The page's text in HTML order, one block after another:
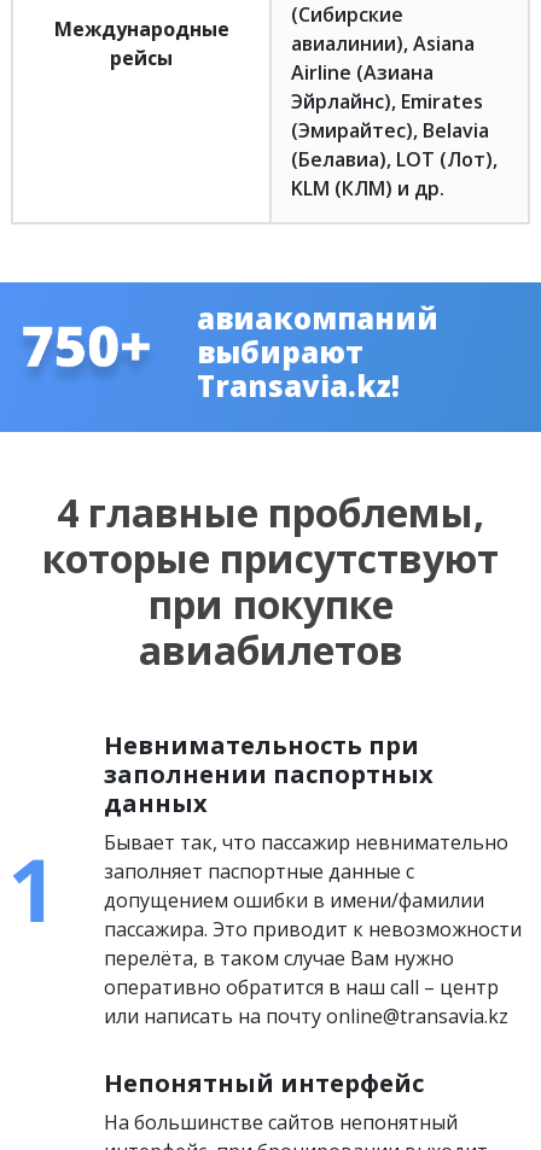
Международные
рейсы
(Сибирские
авиалинии), Asiana
Airline (Азиана
Эйрлайнс), Emirates
(Эмирайтес), Belavia
(Белавиа), LOT (Лот),
KLM (КЛМ) и др.
авиакомпаний
выбирают
Transavia.kz!
4 главные проблемы,
которые присутствуют
при покупке
авиабилетов
Невнимательность при
заполнении паспортных
данных
Бывает так, что пассажир невнимательно
заполняет паспортные данные с
допущением ошибки в имени/фамилии
пассажира. Это приводит к невозможности
перелёта, в таком случае Вам нужно
оперативно обратится в наш call – центр
или написать на почту online@transavia.kz
Непонятный интерфейс
На большинстве сайтов непонятный